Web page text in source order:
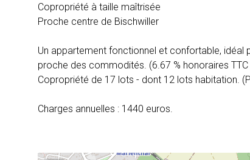
Copropriété à taille maîtrisée
Proche centre de Bischwiller
Un appartement fonctionnel et confortable, idéal
proche des commodités. (6.67 % honoraires
Copropriété de 17 lots - dont 12 lots habitation.
Charges annuelles : 1440 euros.